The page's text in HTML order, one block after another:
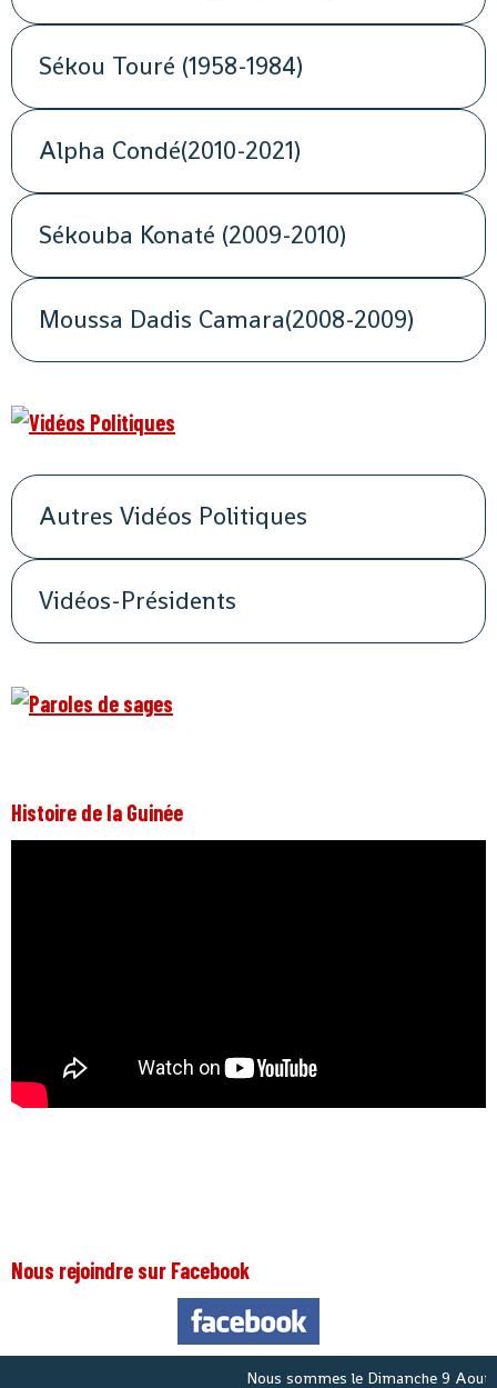
Sékou Touré (1958-1984)
Alpha Condé(2010-2021)
Sékouba Konaté (2009-2010)
Moussa Dadis Camara(2008-2009)
Autres Vidéos Politiques
Vidéos-Présidents
Histoire de la Guinée
Nous rejoindre sur Facebook
Nous sommes leDimanche 9 Aout